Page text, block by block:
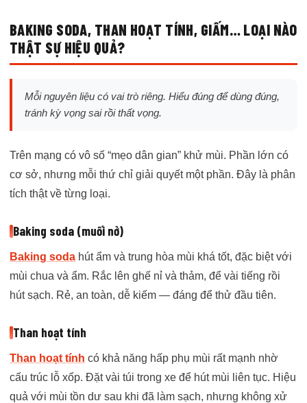
BAKING SODA, THAN HOẠT TÍNH, GIẤM… LOẠI NÀO
THẬT SỰ HIỆU QUẢ?
Mỗi nguyên liệu có vai trò riêng. Hiểu đúng để dùng đúng,
tránh kỳ vọng sai rồi thất vọng.
Trên mạng có vô số “mẹo dân gian” khử mùi. Phần lớn có
cơ sở, nhưng mỗi thứ chỉ giải quyết một phần. Đây là phân
tích thật về từng loại.
Baking soda (muối nở)
Baking soda hút ẩm và trung hòa mùi khá tốt, đặc biệt với
mùi chua và ẩm. Rắc lên ghế nỉ và thảm, để vài tiếng rồi
hút sạch. Rẻ, an toàn, dễ kiếm — đáng để thử đầu tiên.
Than hoạt tính
Than hoạt tính có khả năng hấp phụ mùi rất mạnh nhờ
cấu trúc lỗ xốp. Đặt vài túi trong xe để hút mùi liên tục. Hiệu
quả với mùi tồn dư sau khi đã làm sạch, nhưng không xử